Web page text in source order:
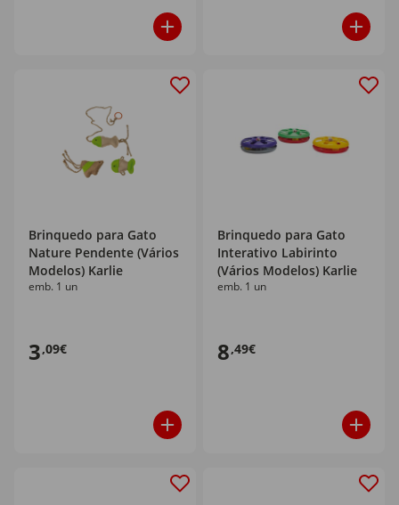
Brinquedo para Gato
Nature Pendente (Vários
Modelos) Karlie
emb. 1 un
3,09€
Brinquedo para Gato
Interativo Labirinto
(Vários Modelos) Karlie
emb. 1 un
8,49€